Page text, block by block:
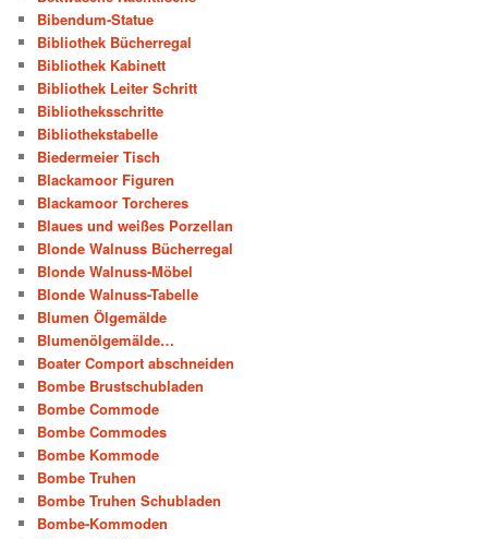
Bibendum-Statue
Bibliothek Bücherregal
Bibliothek Kabinett
Bibliothek Leiter Schritt
Bibliotheksschritte
Bibliothekstabelle
Biedermeier Tisch
Blackamoor Figuren
Blackamoor Torcheres
Blaues und weißes Porzellan
Blonde Walnuss Bücherregal
Blonde Walnuss-Möbel
Blonde Walnuss-Tabelle
Blumen Ölgemälde
Blumenölgemälde…
Boater Comport abschneiden
Bombe Brustschubladen
Bombe Commode
Bombe Commodes
Bombe Kommode
Bombe Truhen
Bombe Truhen Schubladen
Bombe-Kommoden